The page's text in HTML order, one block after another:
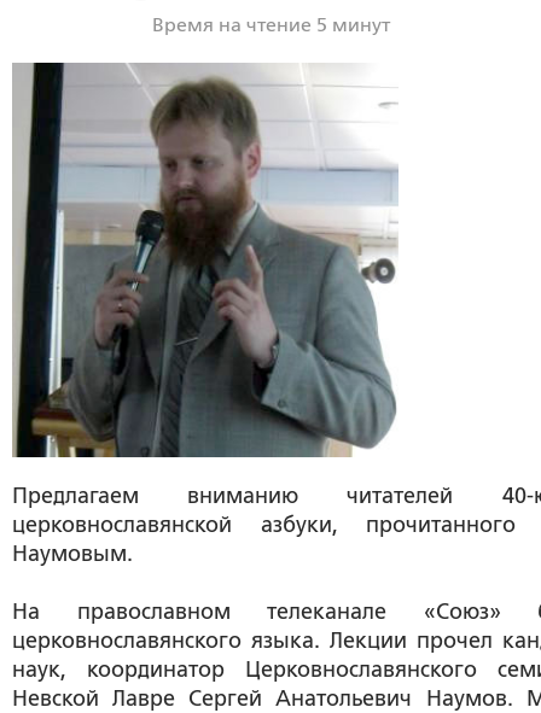
Время на чтение 5 минут
Предлагаем вниманию читателей
церковнославянской азбуки,
Наумовым.
На православном телеканале «Союз»
церковнославянского языка. Лекции прочел
наук, координатор Церковнославянского
Невской Лавре Сергей Анатольевич Наумов.